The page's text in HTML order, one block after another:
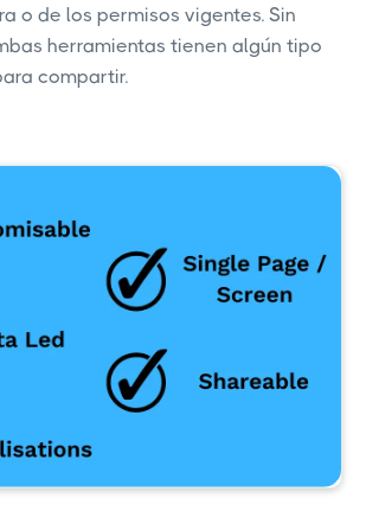
o de los permisos vigentes. Sin
herramientas tienen algún tipo
compartir.